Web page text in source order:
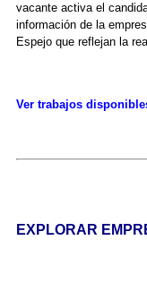
vacante activa el
información de la
Espejo que reflejan la
Ver trabajos
EXPLORAR